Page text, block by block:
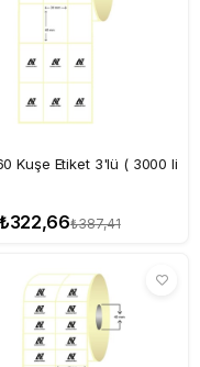
Kuşe Etiket 3'lü ( 3000 li
₺322,66₺387,41